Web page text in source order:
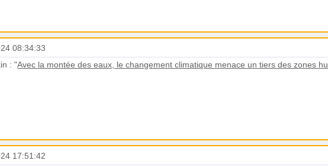
08:34:33
: "Avec la montée des eaux, le changement climatique menace un tiers des zones
17:51:42